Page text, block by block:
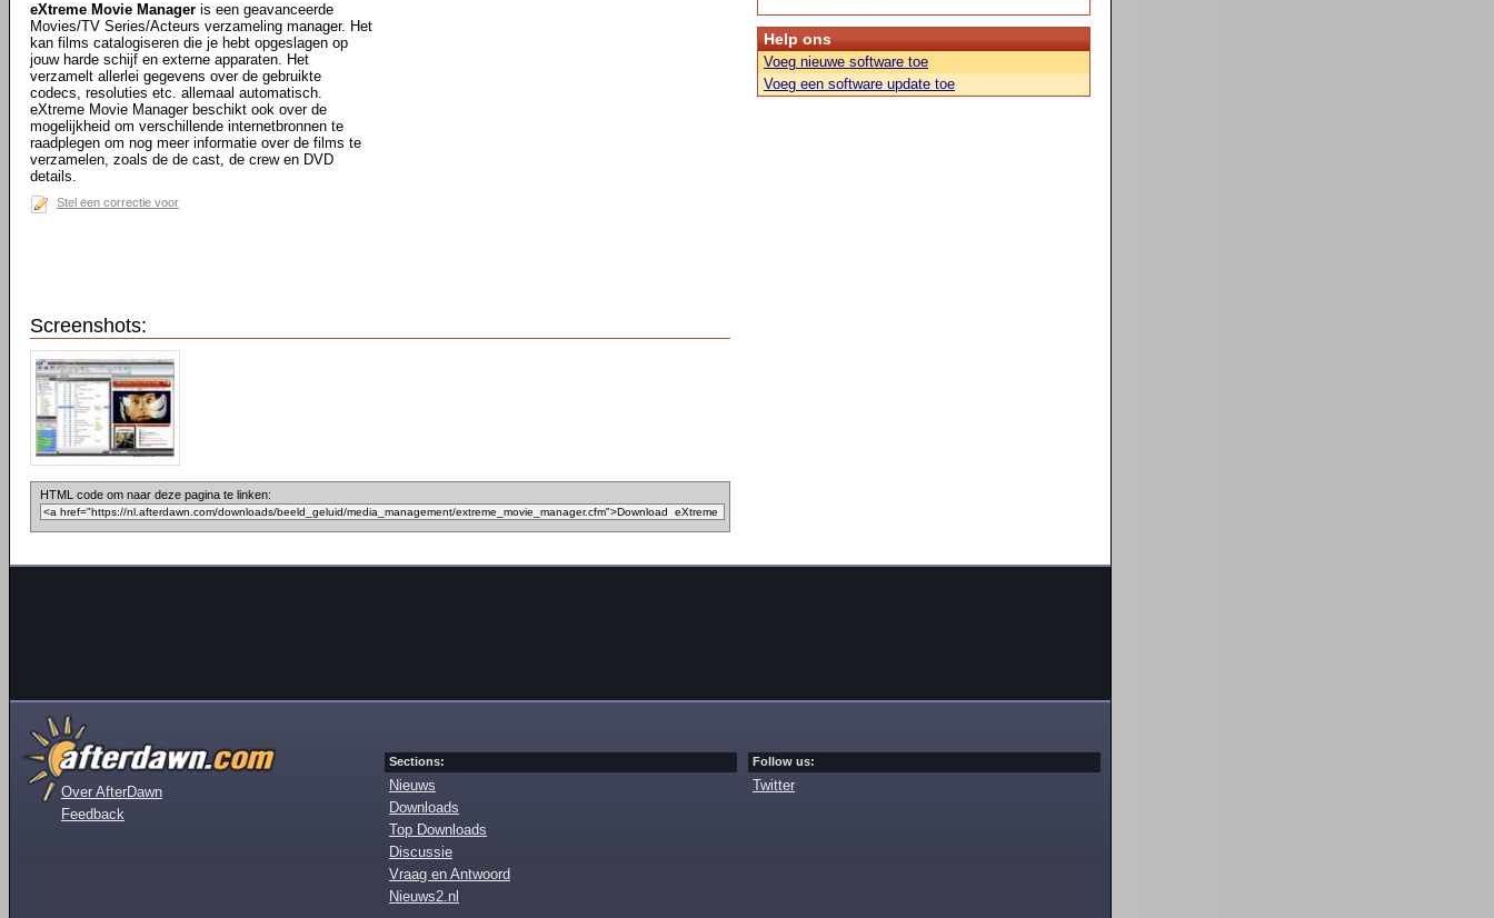
eXtreme Movie Manager is een geavanceerde
Movies/TV Series/Acteurs verzameling manager. Het
kan films catalogiseren die je hebt opgeslagen op
jouw harde schijf en externe apparaten. Het
verzamelt allerlei gegevens over de gebruikte
codecs, resoluties etc. allemaal automatisch.
eXtreme Movie Manager beschikt ook over de
mogelijkheid om verschillende internetbronnen te
raadplegen om nog meer informatie over de films te
verzamelen, zoals de de cast, de crew en DVD
details.
Stel een correctie voor
Screenshots:
HTML code om naar deze pagina te linken:
Help ons
Voeg nieuwe software toe
Voeg een software update toe
Over AfterDawn
Feedback
Sections:
Nieuws
Downloads
Top Downloads
Discussie
Vraag en Antwoord
Nieuws2.nl
Follow us:
Twitter